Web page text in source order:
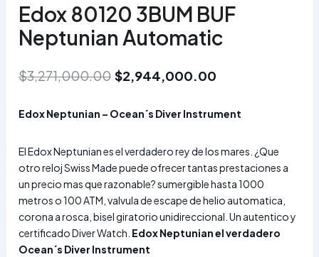
Edox 80120 3BUM BUF
Neptunian Automatic
$3,271,000.00 $2,944,000.00
Edox Neptunian – Ocean´s Diver Instrument
El Edox Neptunian es el verdadero rey de los mares. ¿Que
otro reloj Swiss Made puede ofrecer tantas prestaciones a
un precio mas que razonable? sumergible hasta 1000
metros o 100 ATM, valvula de escape de helio automatica,
corona a rosca, bisel giratorio unidireccional. Un autentico y
certificado Diver Watch. Edox Neptunian el verdadero
Ocean´s Diver Instrument